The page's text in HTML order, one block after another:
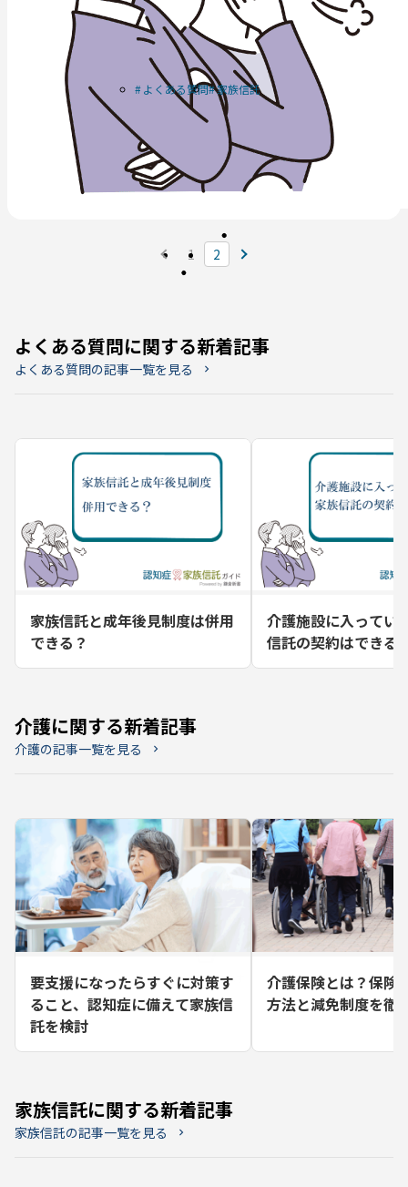
よくある質問 家族信託
1 2
よくある質問に関する新着記事
よくある質問の記事一覧を見る chevron_right
家族信託と成年後見制度は併用
できる？
介護施設に入ってい
信託の契約はできる
介護に関する新着記事
介護の記事一覧を見る chevron_right
要支援になったらすぐに対策す
ること、認知症に備えて家族信
託を検討
介護保険とは？保険
方法と減免制度を徹
家族信託に関する新着記事
家族信託の記事一覧を見る chevron_right